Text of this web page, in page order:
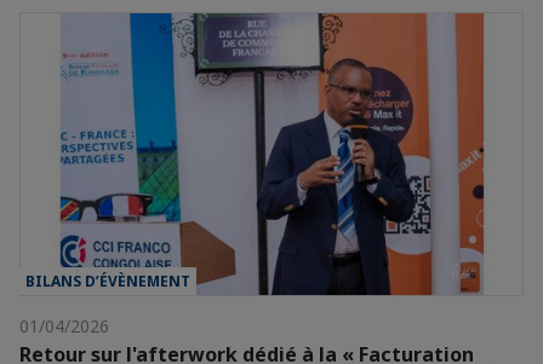
BILANS D’ÉVÈNEMENT
01/04/2026
Retour sur l'afterwork dédié à la « Facturation